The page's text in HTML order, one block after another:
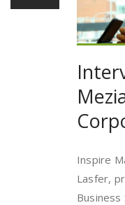
Inspire
Lasfer,